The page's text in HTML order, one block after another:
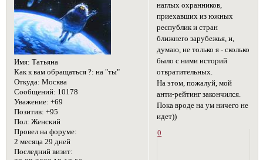
Имя: Татьяна
Как к вам обращаться ?: на "ты"
Откуда: Москва
Сообщений: 10178
Уважение: +69
Позитив: +95
Пол: Женский
Провел на форуме:
2 месяца 29 дней
Последний визит:
наглых охранников,
приехавших из южных
республик и стран
ближнего зарубежья, и,
думаю, не только я - сколько
было с ними историй
отвратительных.
На этом, пожалуй, мой
анти-рейтинг закончился.
Пока вроде на ум ничего не
идет))
0